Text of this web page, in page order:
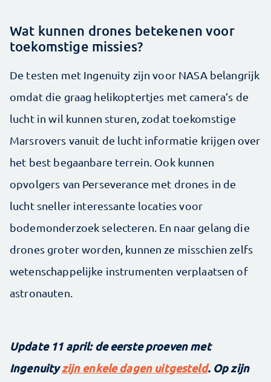
Wat kunnen drones betekenen voor
toekomstige missies?
De testen met Ingenuity zijn voor NASA belangrijk
omdat die graag helikoptertjes met camera’s de
lucht in wil kunnen sturen, zodat toekomstige
Marsrovers vanuit de lucht informatie krijgen over
het best begaanbare terrein. Ook kunnen
opvolgers van Perseverance met drones in de
lucht sneller interessante locaties voor
bodemonderzoek selecteren. En naar gelang die
drones groter worden, kunnen ze misschien zelfs
wetenschappelijke instrumenten verplaatsen of
astronauten.
Update 11 april: de eerste proeven met
Ingenuityzijn enkele dagen uitgesteld. Op zijn